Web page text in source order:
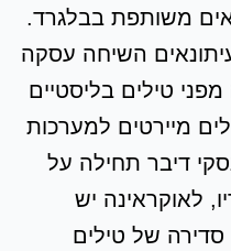
משותפת בבלגרד.
השיחה עסקה
טילים בליסטיים
מיירטים למערכות
דיבר תחילה על
לאוקראינה יש
של טילים